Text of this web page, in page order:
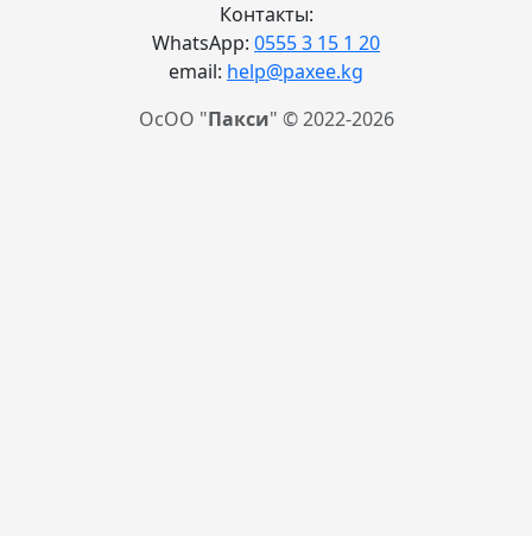
Контакты:
WhatsApp: 0555 3 15 1 20
email: help@paxee.kg
ОсОО "Пакси" © 2022-2026